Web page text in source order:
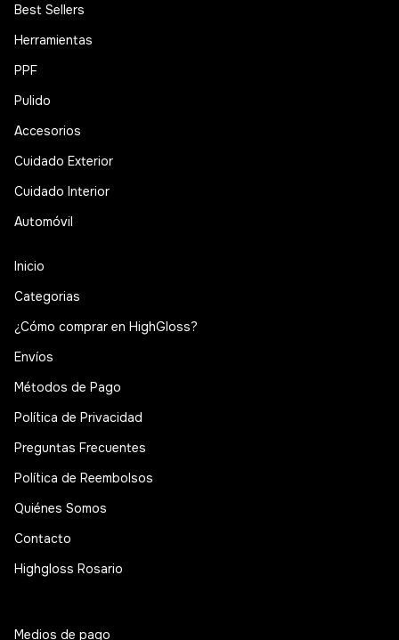
Best Sellers
Herramientas
PPF
Pulido
Accesorios
Cuidado Exterior
Cuidado Interior
Automóvil
Inicio
Categorias
¿Cómo comprar en HighGloss?
Envíos
Métodos de Pago
Política de Privacidad
Preguntas Frecuentes
Política de Reembolsos
Quiénes Somos
Contacto
Highgloss Rosario
Medios de pago